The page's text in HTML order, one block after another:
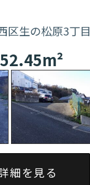
区生の松原3丁目
細を見る